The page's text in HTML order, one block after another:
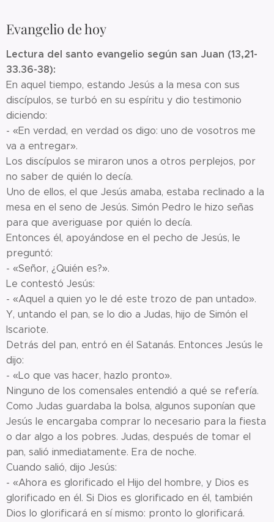
Evangelio de hoy
Lectura del santo evangelio según san Juan (13,21-
33.36-38):
En aquel tiempo, estando Jesús a la mesa con sus
discípulos, se turbó en su espíritu y dio testimonio
diciendo:
- «En verdad, en verdad os digo: uno de vosotros me
va a entregar».
Los discípulos se miraron unos a otros perplejos, por
no saber de quién lo decía.
Uno de ellos, el que Jesús amaba, estaba reclinado a la
mesa en el seno de Jesús. Simón Pedro le hizo señas
para que averiguase por quién lo decía.
Entonces él, apoyándose en el pecho de Jesús, le
preguntó:
- «Señor, ¿Quién es?».
Le contestó Jesús:
- «Aquel a quien yo le dé este trozo de pan untado».
Y, untando el pan, se lo dio a Judas, hijo de Simón el
Iscariote.
Detrás del pan, entró en él Satanás. Entonces Jesús le
dijo:
- «Lo que vas hacer, hazlo pronto».
Ninguno de los comensales entendió a qué se refería.
Como Judas guardaba la bolsa, algunos suponían que
Jesús le encargaba comprar lo necesario para la fiesta
o dar algo a los pobres. Judas, después de tomar el
pan, salió inmediatamente. Era de noche.
Cuando salió, dijo Jesús:
- «Ahora es glorificado el Hijo del hombre, y Dios es
glorificado en él. Si Dios es glorificado en él, también
Dios lo glorificará en sí mismo: pronto lo glorificará.